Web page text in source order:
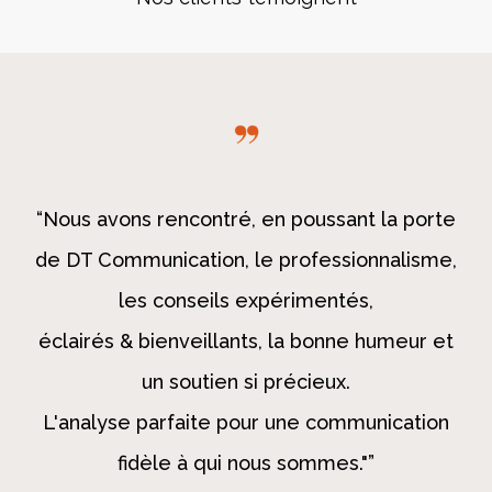
“Delphine Tanguy travaille avec beaucoup de
professionnalisme et de créativité. Grâce à
son intervention sur les pages de mon site
internet et à ses conseils de structuration du
site et de rédaction, mon positionnement
s’est grandement amélioré. Le site apparaît
plus moderne et plus « percutant ». Cela